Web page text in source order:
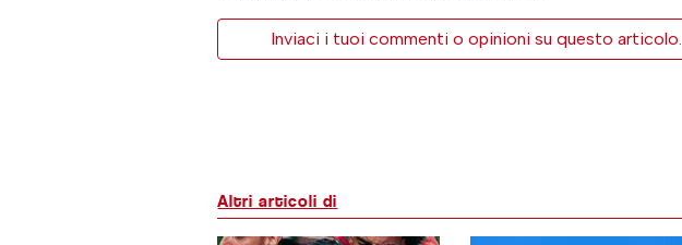
Inviaci i tuoi commenti o opinioni su questo articolo.
Altri articoli di